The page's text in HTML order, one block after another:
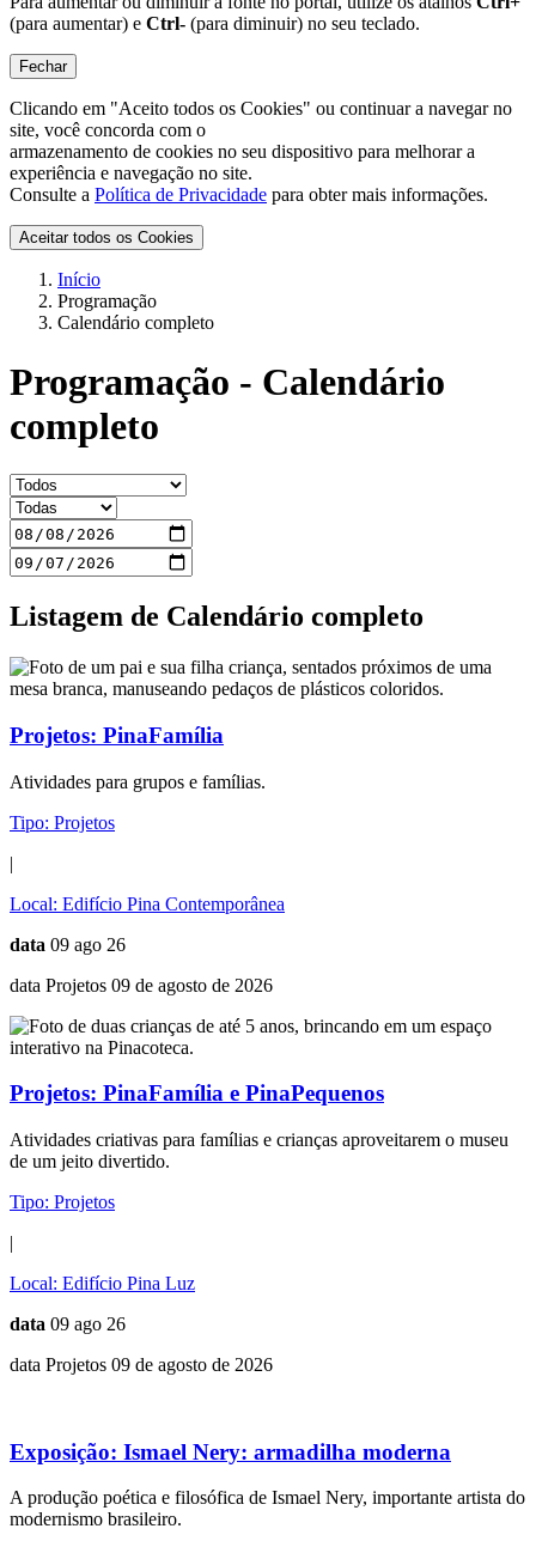
(para aumentar) e Ctrl- (para diminuir) no seu teclado.
Fechar
Clicando em "Aceito todos os Cookies" ou continuar a navegar no
site, você concorda com o
armazenamento de cookies no seu dispositivo para melhorar a
experiência e navegação no site.
Consulte a Política de Privacidade para obter mais informações.
Aceitar todos os Cookies
Início
Programação
Calendário completo
Programação - Calendário
completo
Listagem de Calendário completo
Projetos: PinaFamília
Atividades para grupos e famílias.
Tipo: Projetos
|
Local: Edifício Pina Contemporânea
data 09 ago 26
data Projetos 09 de agosto de 2026
Projetos: PinaFamília e PinaPequenos
Atividades criativas para famílias e crianças aproveitarem o museu
de um jeito divertido.
Tipo: Projetos
|
Local: Edifício Pina Luz
data 09 ago 26
data Projetos 09 de agosto de 2026
Exposição: Ismael Nery: armadilha moderna
A produção poética e filosófica de Ismael Nery, importante artista do
modernismo brasileiro.